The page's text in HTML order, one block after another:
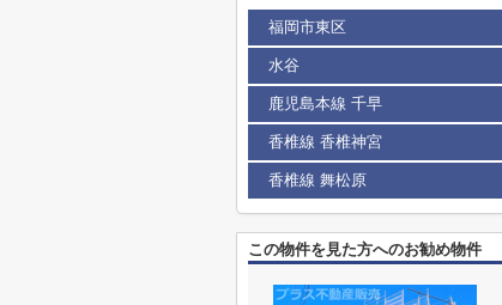
福岡市東区
水谷
鹿児島本線 千早
香椎線 香椎神宮
香椎線 舞松原
この物件を見た方へのお勧め物件